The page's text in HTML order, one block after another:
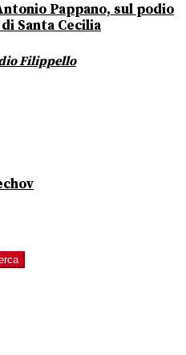
Pappano, sul podio
Santa Cecilia
Filippello